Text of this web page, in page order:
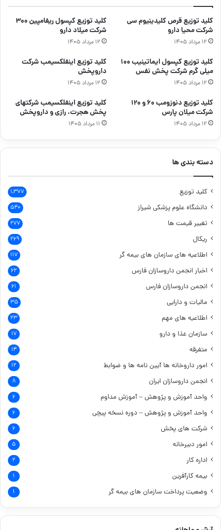
کلید توزیع قرص کلیدینیوم سی
شرکت محیا دارو
۱۲ مرداد ۱۴۰۵
کلید توزیع کپسول ریفامپین ۳۰۰
شرکت میلاد دارو
۱۲ مرداد ۱۴۰۵
کلید توزیع کپسول ایماتینیب ۱۰۰
میلی گرم شرکت پخش نفس
۱۲ مرداد ۱۴۰۵
کلید توزیع اینفلکسیمب شرکت
داروپخش
۱۲ مرداد ۱۴۰۵
کلید توزیع دنوزومب ۶۰ و ۱۲۰
شرکت میلان پارس
۱۲ مرداد ۱۴۰۵
کلید توزیع اینفلکسیمب شرکتهای
پخش هجرت، رازی و داروپخش
۱۱ مرداد ۱۴۰۵
دسته بندی ها
کلید توزیع ۱,۳۷۷
دانشگاه علوم پزشکی شیراز ۵۴۰
تغییر قیمت ها ۲۷۷
ریکال ۲۶۹
اطلاعیه های سازمان های بیمه گر ۱۱۷
اخبار انجمن داروسازان فارس ۶۲
انجمن داروسازان فارس ۶۱
مالیات و دارایی ۳۵
اطلاعیه های مهم ۲۳
سازمان غذا و دارو ۱۷
متفرقه ۱۴
امور داروخانه ها آیین نامه ها و ضوابط ۱۲
انجمن داروسازان ایران ۸
واحد آموزش و پژوهش – آموزش مداوم ۶
واحد آموزش و پژوهش – دوره نسخه پیچی ۶
شرکت های پخش ۶
امور دبیرخانه ۵
اداره کار ۲
بیمه کارآفرین ۱
وضعیت پرداخت سازمان های بیمه گر ۱